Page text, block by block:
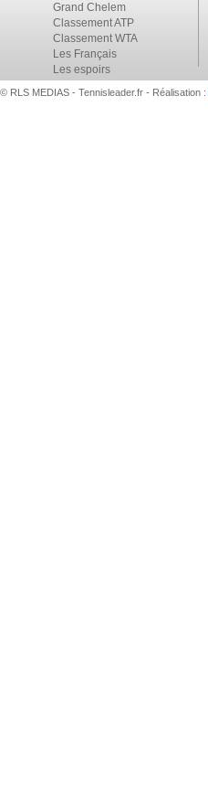
Grand Chelem
Classement ATP
Classement WTA
Les Français
Les espoirs
© RLS MEDIAS - Tennisleader.fr - Réalisation :